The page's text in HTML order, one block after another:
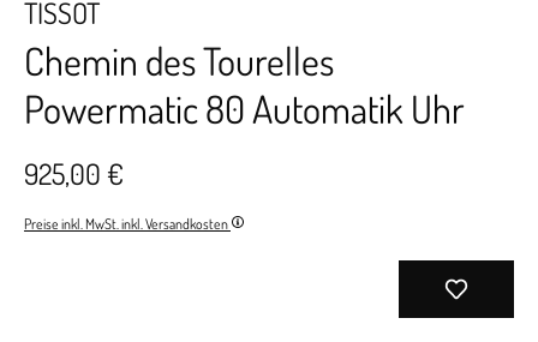
TISSOT
Chemin des Tourelles
Powermatic 80 Automatik Uhr
925,00 €
Preise inkl. MwSt. inkl. Versandkosten